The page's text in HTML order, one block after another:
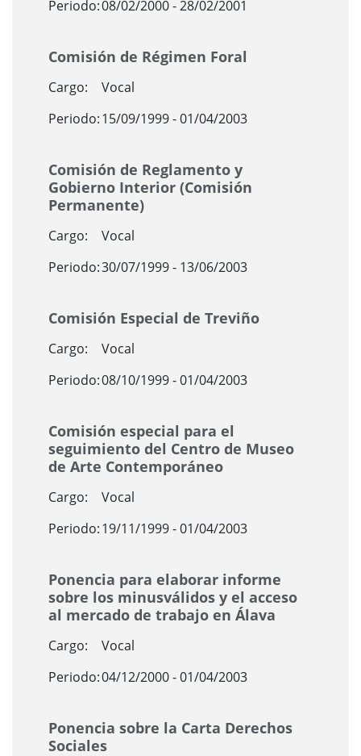
Periodo:08/02/2000 - 28/02/2001
Comisión de Régimen Foral
Cargo:
Vocal
Periodo:15/09/1999 - 01/04/2003
Comisión de Reglamento y
Gobierno Interior (Comisión
Permanente)
Cargo:
Vocal
Periodo:30/07/1999 - 13/06/2003
Comisión Especial de Treviño
Cargo:
Vocal
Periodo:08/10/1999 - 01/04/2003
Comisión especial para el
seguimiento del Centro de Museo
de Arte Contemporáneo
Cargo:
Vocal
Periodo:19/11/1999 - 01/04/2003
Ponencia para elaborar informe
sobre los minusválidos y el acceso
al mercado de trabajo en Álava
Cargo:
Vocal
Periodo:04/12/2000 - 01/04/2003
Ponencia sobre la Carta Derechos
Sociales